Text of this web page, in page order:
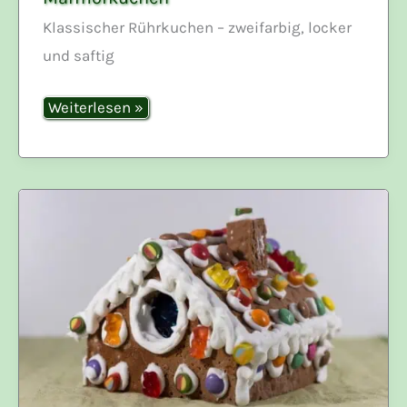
Klassischer Rührkuchen – zweifarbig, locker
und saftig
Marmorkuchen
Weiterlesen »